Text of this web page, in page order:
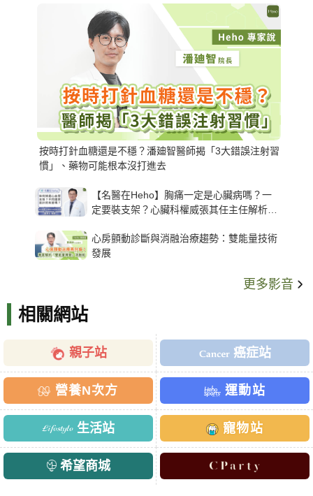
按時打針血糖還是不穩？潘廸智醫師揭「3大錯誤注射習
慣」、藥物可能根本沒打進去
【名醫在Heho】胸痛一定是心臟病嗎？一
定要裝支架？心臟科權威張其任主任解析支
心房顫動診斷與消融治療趨勢：雙能量技術
發展
更多影音
相關網站
親子站 癌症站
營養N次方 運動站
生活站 寵物站
希望商城